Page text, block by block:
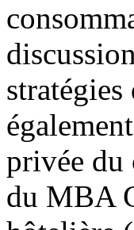
privée du
du MBA